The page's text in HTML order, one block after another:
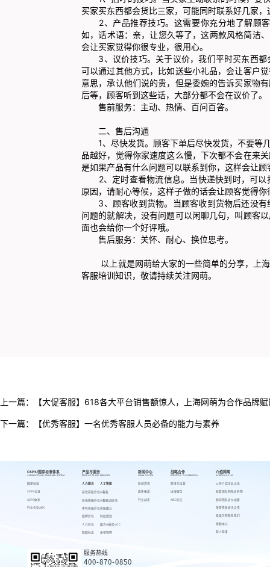
买家买东西都会货比三家，可能同时联系好几家
2、产品推荐技巧。这需要你充分地了解顾客
如，话术语：亲，让您久等了，这两款风格简洁
会让买家觉得你很专业，很用心。
3、议价技巧。关于议价，我们平时买东西都
可以通过其他方式，比如送些小礼品，会让客户
意思，承认他们说的贵，但是委婉的告诉买家物
后等，顾客听到这些话，大部分都不会在议价了。
售前服务：主动、热情、百问百答。
二、售后沟通
1、尽快发货。顾客下单后尽快发货，不要等
品越好，觉得你家速度这么慢，下次都不会在来
是如果产品有什么问题可以联系到你，这样会让顾
2、定时查看物流信息。当快递快到时，可以
原因，请耐心等候，这样子做的话会让顾客觉得
3、顾客收到货物。当顾客收到货物后还没有
问题的就解决，没有问题可以闲聊几句，叫顾客
面也会给你一个好评哦。
售后服务：关怀、耐心、换位思考。
以上就是网萌给大家的一些简单的分享，上海
客服培训知识，敬请持续关注网萌。
上一篇： 【大促客服】618各大平台销售额惊人，上海网萌为合作品牌赋
下一篇： 【优秀客服】一名优秀客服人员必备的能力与素养
CSPS/国家标准体系
CSPS/NATIONAL STANDARD SYSTEM
国家标准
CSPS认证
CSPS体系
行业会议AIEC
产品与服务
PRODUCTS AND SERVICES
人力服务
游戏客服外包
在线客服外包
呼叫客服外包
招聘外包
人力外包
数据标注
人工智能
AI客服
AI客服训练场
客服魔方
蚂蚁绩效
魔方AI质检VOC
来呗智聘
新闻中心
NEWS CENTER
新闻资讯
媒体报道
行业动态
战略合作
STRATEGIC COOPERATION
跨境代运营
出海服务
AIEC论坛
介绍网萌
INTRODUCE US
公司介绍
高管团队
顾问团队
荣誉资质
发展历程
视频中心
萌人萌事
企业文化
网萌吉祥物
合伙加盟
校企合作
联系我们
服务热线
400-870-0850